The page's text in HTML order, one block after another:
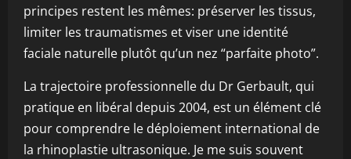
principes restent les mêmes: préserver les tissus,
limiter les traumatismes et viser une identité
faciale naturelle plutôt qu’un nez “parfaite photo”.
La trajectoire professionnelle du Dr Gerbault, qui
pratique en libéral depuis 2004, est un élément clé
pour comprendre le déploiement international de
la rhinoplastie ultrasonique. Je me suis souvent